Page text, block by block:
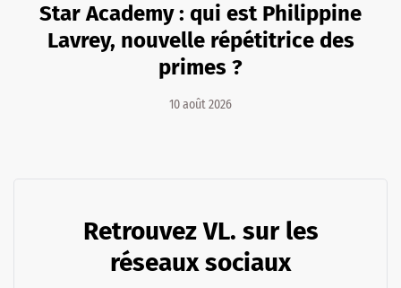
Star Academy : qui est Philippine
Lavrey, nouvelle répétitrice des
primes ?
10 août 2026
Retrouvez VL. sur les
réseaux sociaux